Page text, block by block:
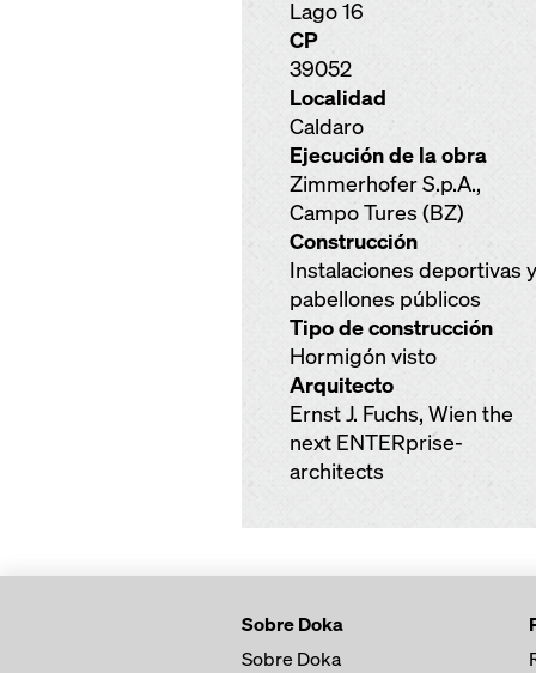
Lago 16
CP
39052
Localidad
Caldaro
Ejecución de la obra
Zimmerhofer S.p.A.,
Campo Tures (BZ)
Construcción
Instalaciones deportivas y
pabellones públicos
Tipo de construcción
Hormigón visto
Arquitecto
Ernst J. Fuchs, Wien the
next ENTERprise-
architects
Sobre Doka
Sobre Doka